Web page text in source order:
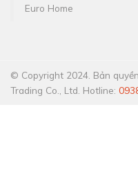
Euro Home
© Copyright 2024. Bản
Trading Co., Ltd. Hotline: